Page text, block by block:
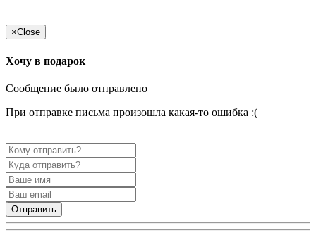
×Close
Хочу в подарок
Сообщение было отправлено
При отправке письма произошла какая-то ошибка :(
Отправить